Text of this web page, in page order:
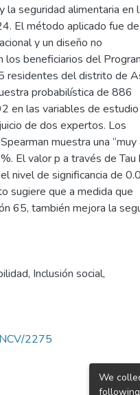
la seguridad alimentaria en
El método aplicado fue de
y un diseño no
beneficiarios del
residentes del distrito de
probabilística de 886
en las variables de
de dos expertos. Los
muestra una “muy
El valor p a través de Tau
nivel de significancia de
sugiere que a medida que
65, también mejora la
, Inclusión social,
2275
We